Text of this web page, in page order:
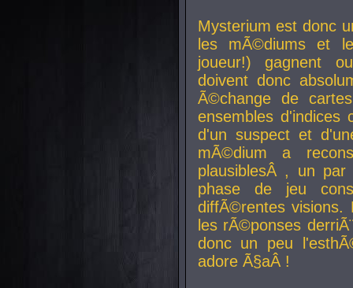
Mysterium est donc
les mÃ©diums et
joueur!) gagnent
doivent donc
Ã©change de
ensembles d'indices
d'un suspect et
mÃ©dium a
plausiblesÂ , un par
phase de jeu
diffÃ©rentes visions.
les rÃ©ponses
donc un peu
adore Ã§aÂ !